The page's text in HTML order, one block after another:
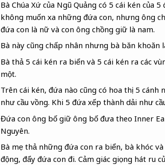
Bà Chúa Xứ của Ngũ Quảng có 5 cái kén của
không muốn xa những đứa con, nhưng ông
đứa con là nữ và con ông chồng giữ là nam.
Bà này cũng chấp nhân nhưng bà băn
Bà thả 5 cái kén ra biển và 5 cái kén ra các
một.
Trên cái kén, đứa nào cũng có hoa thị 5 cánh
như cầu vồng. Khi 5 đứa xếp thành dải như
Đứa con ông bố giữ ông bố đưa theo Inner
Nguyên.
Bà mẹ thả những đứa con ra biển, bà khóc
động, đẩy đứa con đi. Cảm giác giọng hát ru